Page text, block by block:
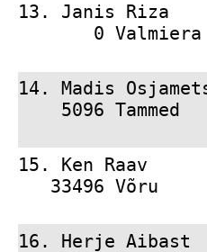
13. Janis Riza
0
14. Madis
5096 Tammed
15. Ken Raav
33496 Võru
16. Herje Aibast